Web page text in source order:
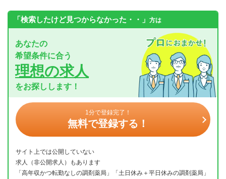
「検索したけど見つからなかった・・」 方は
あなたの
希望条件に合う
理想の求人
をお探しします！
1分で登録完了！
無料で登録する！
サイト上では公開していない
求人（非公開求人）もあります
「高年収かつ転勤なしの調剤薬局」「土日休み＋平日休みの調剤薬局」